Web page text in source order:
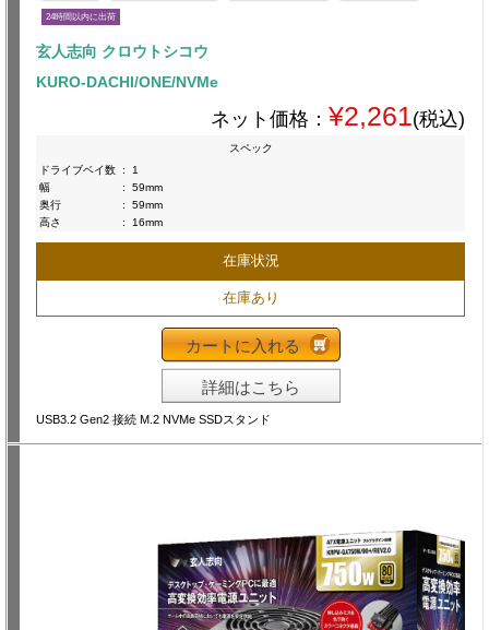
24時間以内に出荷
玄人志向 クロウトシコウ
KURO-DACHI/ONE/NVMe
ネット価格： ¥2,261(税込)
スペック
ドライブベイ数 :
1
幅
:
59mm
奥行
:
59mm
高さ
: 16mm
在庫状況
在庫あり
カートに入れる
詳細はこちら
USB3.2 Gen2 接続 M.2 NVMe SSDスタンド